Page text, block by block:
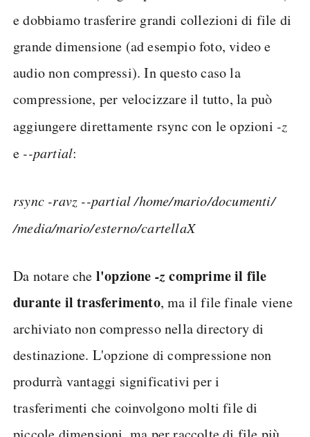
e dobbiamo trasferire grandi collezioni di file di
grande dimensione (ad esempio foto, video e
audio non compressi). In questo caso la
compressione, per velocizzare il tutto, la può
aggiungere direttamente rsync con le opzioni -z
e --partial:
rsync -ravz --partial /home/mario/documenti/
/media/mario/esterno/cartellaX
Da notare che l'opzione -zcomprime il file
durante il trasferimento, ma il file finale viene
archiviato non compresso nella directory di
destinazione. L'opzione di compressione non
produrrà vantaggi significativi per i
trasferimenti che coinvolgono molti file di